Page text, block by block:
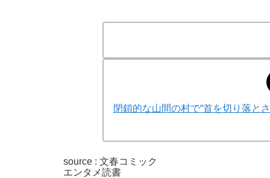
閉鎖的な山間の村で“首を切り落と
source : 文春コミック
エンタメ読書